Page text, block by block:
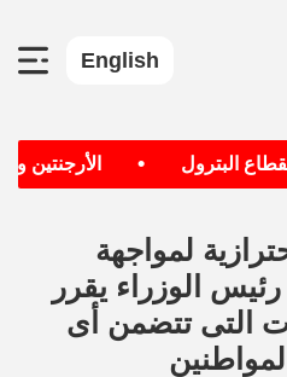
English
البترول الأرجنتين
لمواجهة
الوزراء يقرر
التى تتضمن أى